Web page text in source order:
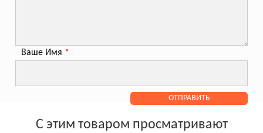
Ваше Имя *
С этим товаром просматривают